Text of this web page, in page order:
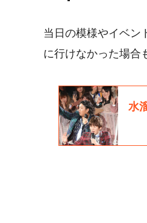
当日の模様やイベン
に行けなかった場合